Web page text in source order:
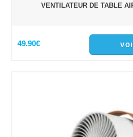
VENTILATEUR DE TABLE
49.90€